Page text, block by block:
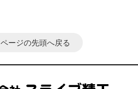
ページの先頭へ戻る